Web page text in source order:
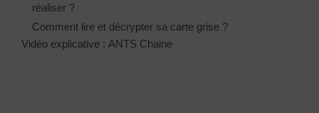
réaliser ?
Comment lire et décrypter sa carte grise ?
Vidéo explicative : ANTS Chaine